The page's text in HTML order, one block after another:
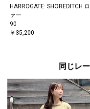
HARROGATE: SHOREDITCH
ァー
90
￥35,200
同じレ